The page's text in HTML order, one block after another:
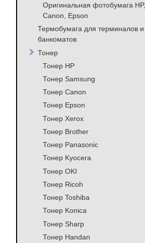
Оригинальная фотобумага HP,
Canon, Epson
Термобумага для терминалов и
банкоматов
Тонер
Тонер HP
Тонер Samsung
Тонер Canon
Тонер Epson
Тонер Xerox
Тонер Brother
Тонер Panasonic
Тонер Kyocera
Тонер OKI
Тонер Ricoh
Тонер Toshiba
Тонер Konica
Тонер Sharp
Тонер Handan